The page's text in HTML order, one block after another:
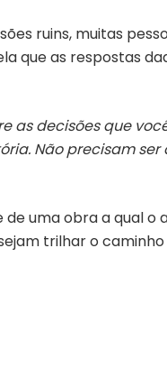
ruins, muitas
que as respostas
as decisões que
Não precisam
uma obra a qual o
trilhar o